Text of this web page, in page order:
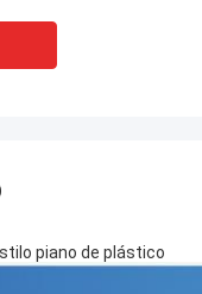
piano de plástico